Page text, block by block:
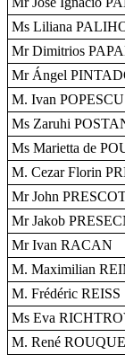
Ms Liliana
Mr Dimitrios
Mr Ángel
M. Ivan POPESCU
Ms Zaruhi
Ms Marietta de
M. Cezar Florin
Mr John
Mr Jakob
Mr Ivan RACAN
M. Maximilian
M. Frédéric REISS
Ms Eva
M. René